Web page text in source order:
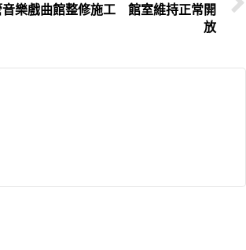
音樂戲曲館整修施工 館室維持正常開
放